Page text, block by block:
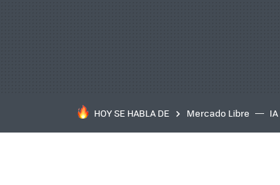
HOY SE HABLA DE Mercado Libre IA